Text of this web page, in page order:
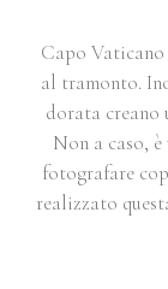
Capo
al tramonto.
dorata creano
Non a caso,
fotografare
realizzato